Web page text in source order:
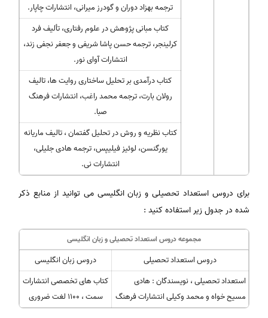
ترجمه بهزاد دوران و گودرز میرانی، انتشارات چاپار.
کتاب مبانی پژوهش در علوم رفتاری، تألیف فرد
کرلینجر، ترجمه حسن پاشا شریفی و جعفر نجفی زند،
انتشارات آوای نور.
کتاب درآمدی بر تحلیل ساختاری روایت ها، تالیف
رولان بارت، ترجمه محمد راغب، انتشارات فرهنگ
صبا.
کتاب نظریه و روش در تحلیل گفتمان ، تالیف ماریانه
یورگنسن، لوئیز فیلیپس، ترجمه هادی جلیلی،
انتشارات نی.
برای دروس استعداد تحصیلی و زبان انگلیسی می توانید از منابع ذکر
شده در جدول زیر استفاده کنید :
مجموعه دروس استعداد تحصیلی و زبان انگلیسی
دروس استعداد تحصیلی
دروس زبان انگلیسی
استعداد تحصیلی ، نویسندگان : هادی
مسیح خواه و محمد وکیلی انتشارات فرهنگ
کتاب های تخصصی انتشارات
سمت ، 1100 لغت ضروری